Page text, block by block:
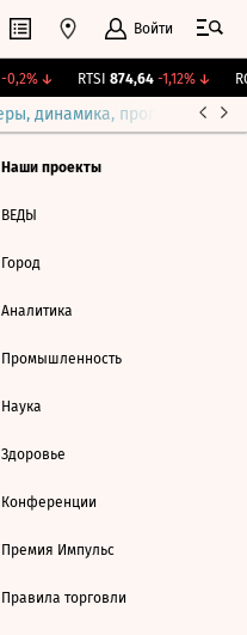
Войти
-0,2%↓ RTSI 874,64 -1,12%↓
динамика, прогнозы
Наши проекты
ВЕДЫ
Город
Аналитика
Промышленность
Наука
Здоровье
Конференции
Премия Импульс
Правила торговли